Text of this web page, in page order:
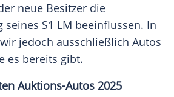
neue Besitzer die
S1 LM beeinflussen. In
jedoch ausschließlich Autos
es bereits gibt.
Auktions-Autos 2025